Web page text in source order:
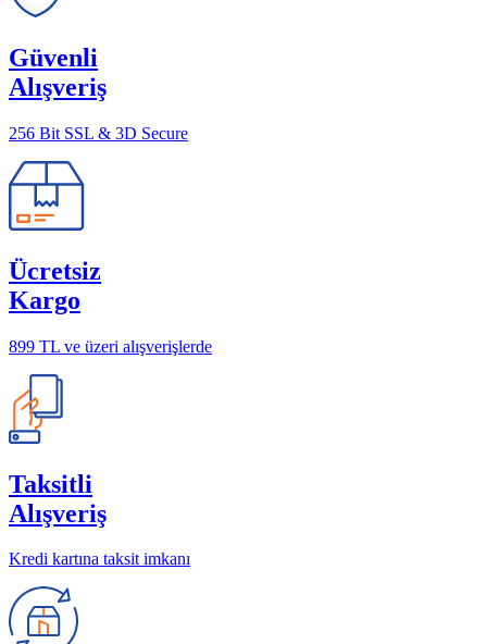
Güvenli
Alışveriş
256 Bit SSL & 3D Secure
Ücretsiz
Kargo
899 TL ve üzeri alışverişlerde
Taksitli
Alışveriş
Kredi kartına taksit imkanı